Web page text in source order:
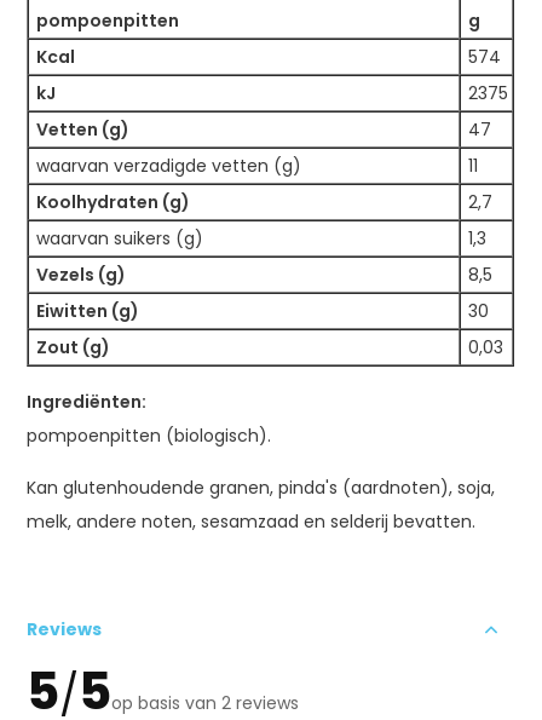
pompoenpitten
g
Kcal
574
kJ
2375
Vetten (g)
47
waarvan verzadigde vetten (g)
11
Koolhydraten (g)
2,7
waarvan suikers (g)
1,3
Vezels (g)
8,5
Eiwitten (g)
30
Zout (g)
0,03
Ingrediënten:
pompoenpitten (biologisch).
Kan glutenhoudende granen, pinda's (aardnoten), soja,
melk, andere noten, sesamzaad en selderij bevatten.
Reviews
5/5op basis van 2 reviews